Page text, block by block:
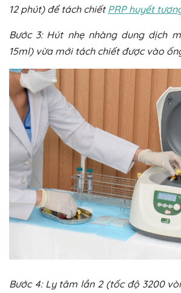
12 phút) để tách chiết PRP huyết
Bước 3: Hút nhẹ nhàng dung dịch
15ml) vừa mới tách chiết được vào
Bước 4: Ly tâm lần 2 (tốc độ 3200